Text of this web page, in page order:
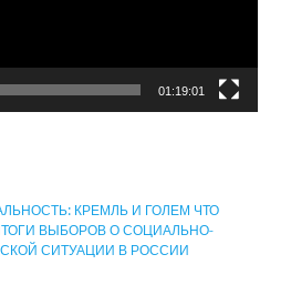
01:19:01
КРЕМЛЬ И ГОЛЕМ ЧТО
ВЫБОРОВ О СОЦИАЛЬНО-
СИТУАЦИИ В РОССИИ